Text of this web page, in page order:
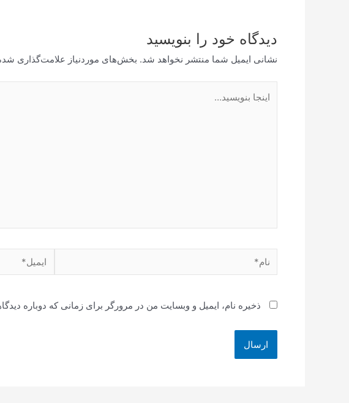
دیدگاه‌ خود را بنویسید
نشانی ایمیل شما منتشر نخواهد شد. بخش‌های موردنیاز علامت‌گذاری
بنویسید…
نام* ایمیل*
ذخیره نام، ایمیل و وبسایت من در مرورگر برای زمانی که دوباره